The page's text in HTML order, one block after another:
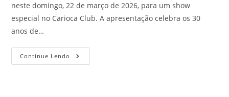
neste domingo, 22 de março de 2026, para um show
especial no Carioca Club. A apresentação celebra os 30
anos de…
Continue Lendo Moonspell
Celebra